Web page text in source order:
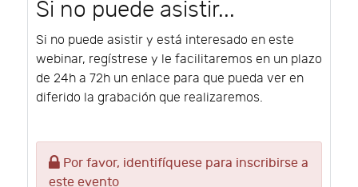
Si no puede asistir...
Si no puede asistir y está interesado en este
webinar, regístrese y le facilitaremos en un plazo
de 24h a 72h un enlace para que pueda ver en
diferido la grabación que realizaremos.
Por favor, identifíquese para inscribirse a
este evento